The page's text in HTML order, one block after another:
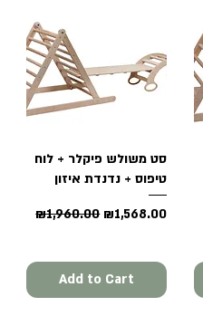
Quick View
סט משולש פיקלר + לוח
טיפוס + נדנדת איזון
Regular Price
₪1,960.00 Sale Price
₪1,568.00
Add to Cart